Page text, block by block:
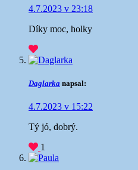
4.7.2023 v 23:18
Díky moc, holky
Daglarka napsal:
4.7.2023 v 15:22
Tý jó, dobrý.
1